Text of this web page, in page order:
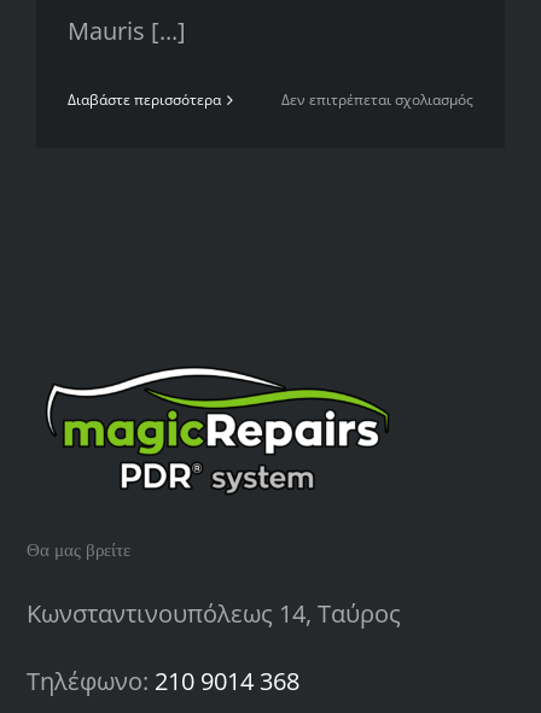
Mauris [...]
Διαβάστε περισσότερα Δεν επιτρέπεται σχολιασμόςστο
Θα μας βρείτε
Κωνσταντινουπόλεως 14, Ταύρος
Τηλέφωνο: 210 9014 368